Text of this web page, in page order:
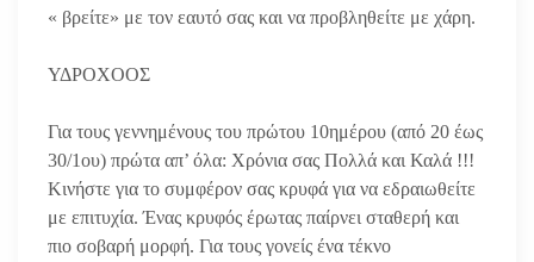
« βρείτε» με τον εαυτό σας και να προβληθείτε με χάρη.
ΥΔΡΟΧΟΟΣ
Για τους γεννημένους του πρώτου 10ημέρου (από 20 έως
30/1ου) πρώτα απ’ όλα: Χρόνια σας Πολλά και Καλά !!!
Κινήστε για το συμφέρον σας κρυφά για να εδραιωθείτε
με επιτυχία. Ένας κρυφός έρωτας παίρνει σταθερή και
πιο σοβαρή μορφή. Για τους γονείς ένα τέκνο